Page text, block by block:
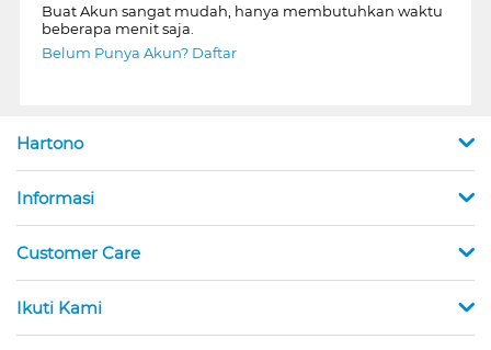
Buat Akun sangat mudah, hanya membutuhkan waktu
beberapa menit saja.
Belum Punya Akun? Daftar
Hartono
Informasi
Customer Care
Ikuti Kami